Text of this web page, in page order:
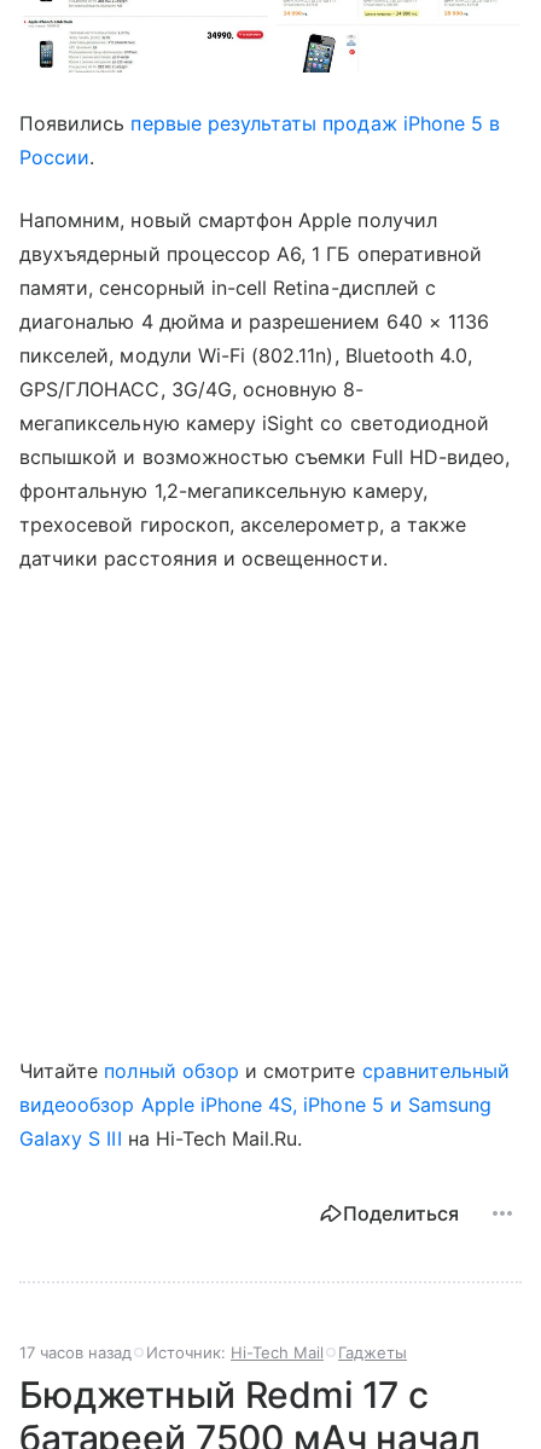
Появились первые результаты продаж iPhone 5 в
России.
Напомним, новый смартфон Apple получил
двухъядерный процессор А6, 1 ГБ оперативной
памяти, сенсорный in-cell Retina-дисплей с
диагональю 4 дюйма и разрешением 640 × 1136
пикселей, модули Wi-Fi (802.11n), Bluetooth 4.0,
GPS/ГЛОНАСС, 3G/4G, основную 8-
мегапиксельную камеру iSight со светодиодной
вспышкой и возможностью съемки Full HD-видео,
фронтальную 1,2-мегапиксельную камеру,
трехосевой гироскоп, акселерометр, а также
датчики расстояния и освещенности.
Читайте полный обзор и смотрите сравнительный
видеообзор Apple iPhone 4S, iPhone 5 и Samsung
Galaxy S III на Hi-Tech Mail.Ru.
Поделиться
17 часов назад Источник: Hi-Tech Mail Гаджеты
Бюджетный Redmi 17 с
батареей 7500 мАч начал